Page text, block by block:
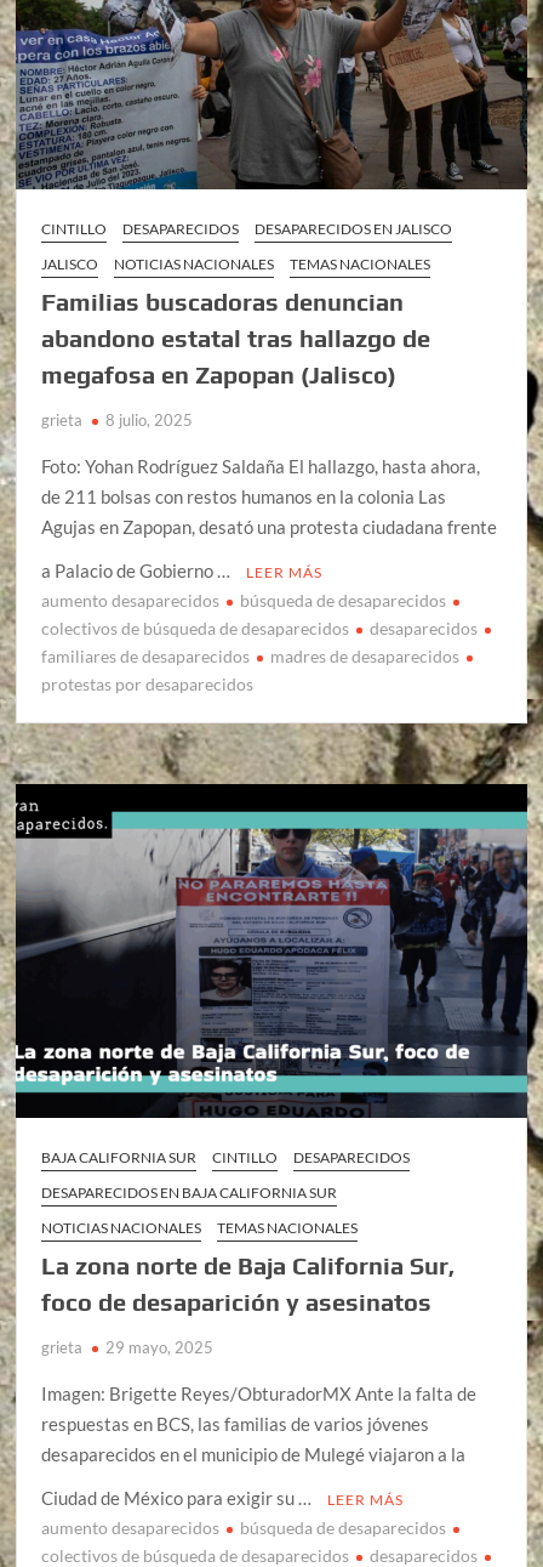
CINTILLO DESAPARECIDOS
DESAPARECIDOS EN JALISCO
JALISCO
NOTICIAS NACIONALES TEMAS NACIONALES
Familias buscadoras denuncian
abandono estatal tras hallazgo de
megafosa en Zapopan (Jalisco)
grieta 8 julio, 2025
Foto: Yohan Rodríguez Saldaña El hallazgo, hasta ahora,
de 211 bolsas con restos humanos en la colonia Las
Agujas en Zapopan, desató una protesta ciudadana frente
a Palacio de Gobierno …
LEER MÁS
aumento desaparecidos
búsqueda de desaparecidos
colectivos de búsqueda de desaparecidos
desaparecidos
familiares de desaparecidos
madres de desaparecidos
protestas por desaparecidos
BAJA CALIFORNIA SUR CINTILLO
DESAPARECIDOS
DESAPARECIDOS EN BAJA CALIFORNIA SUR
NOTICIAS NACIONALES
TEMAS NACIONALES
La zona norte de Baja California Sur,
foco de desaparición y asesinatos
grieta 29 mayo, 2025
Imagen: Brigette Reyes/ObturadorMX Ante la falta de
respuestas en BCS, las familias de varios jóvenes
desaparecidos en el municipio de Mulegé viajaron a la
Ciudad de México para exigir su …
LEER MÁS
aumento desaparecidos
búsqueda de desaparecidos
colectivos de búsqueda de desaparecidos
desaparecidos